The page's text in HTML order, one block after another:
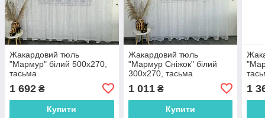
Жакардовий тюль
"Мармур" білий 500х270,
тасьма
1 692 ₴
Купити
Жакардовий тюль
"Мармур Сніжок" білий
300х270, тасьма
1 011₴
Купити
1